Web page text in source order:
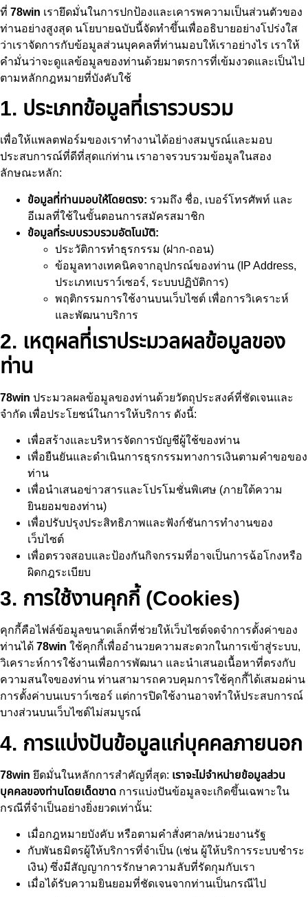
ที่ 78win เรายึดมั่นในการปกป้องและเคารพความเป็นส่วนตัวของ
ท่านอย่างสูงสุด นโยบายฉบับนี้จัดทำขึ้นเพื่ออธิบายอย่างโปร่งใส
ว่าเราจัดการกับข้อมูลส่วนบุคคลที่ท่านมอบให้เราอย่างไร เราให้
คำมั่นว่าจะดูแลข้อมูลของท่านด้วยมาตรการที่เข้มงวดและเป็นไป
ตามหลักกฎหมายที่บังคับใช้
1. ประเภทข้อมูลที่เรารวบรวม
เพื่อให้แพลตฟอร์มของเราทำงานได้อย่างสมบูรณ์และมอบ
ประสบการณ์ที่ดีที่สุดแก่ท่าน เราอาจรวบรวมข้อมูลในสอง
ลักษณะหลัก:
ข้อมูลที่ท่านมอบให้โดยตรง: รวมถึง ชื่อ, เบอร์โทรศัพท์ และ
อีเมลที่ใช้ในขั้นตอนการสมัครสมาชิก
ข้อมูลที่ระบบรวบรวมอัตโนมัติ:
ประวัติการทำธุรกรรม (ฝาก-ถอน)
ข้อมูลทางเทคนิคจากอุปกรณ์ของท่าน (IP Address,
ประเภทเบราว์เซอร์, ระบบปฏิบัติการ)
พฤติกรรมการใช้งานบนเว็บไซต์ เพื่อการวิเคราะห์
และพัฒนาบริการ
2. เหตุผลที่เราประมวลผลข้อมูลของ
ท่าน
78win ประมวลผลข้อมูลของท่านด้วยวัตถุประสงค์ที่ชัดเจนและ
จำกัด เพื่อประโยชน์ในการให้บริการ ดังนี้:
เพื่อสร้างและบริหารจัดการบัญชีผู้ใช้ของท่าน
เพื่อยืนยันและดำเนินการธุรกรรมทางการเงินตามคำขอของ
ท่าน
เพื่อนำเสนอข่าวสารและโปรโมชั่นพิเศษ (ภายใต้ความ
ยินยอมของท่าน)
เพื่อปรับปรุงประสิทธิภาพและฟังก์ชันการทำงานของ
เว็บไซต์
เพื่อตรวจสอบและป้องกันกิจกรรมที่อาจเป็นการฉ้อโกงหรือ
ผิดกฎระเบียบ
3. การใช้งานคุกกี้ (Cookies)
คุกกี้คือไฟล์ข้อมูลขนาดเล็กที่ช่วยให้เว็บไซต์จดจำการตั้งค่าของ
ท่านได้ 78win ใช้คุกกี้เพื่ออำนวยความสะดวกในการเข้าสู่ระบบ,
วิเคราะห์การใช้งานเพื่อการพัฒนา และนำเสนอเนื้อหาที่ตรงกับ
ความสนใจของท่าน ท่านสามารถควบคุมการใช้คุกกี้ได้เสมอผ่าน
การตั้งค่าบนเบราว์เซอร์ แต่การปิดใช้งานอาจทำให้ประสบการณ์
บางส่วนบนเว็บไซต์ไม่สมบูรณ์
4. การแบ่งปันข้อมูลแก่บุคคลภายนอก
78win ยึดมั่นในหลักการสำคัญที่สุด: เราจะไม่จำหน่ายข้อมูลส่วน
บุคคลของท่านโดยเด็ดขาด การแบ่งปันข้อมูลจะเกิดขึ้นเฉพาะใน
กรณีที่จำเป็นอย่างยิ่งยวดเท่านั้น:
เมื่อกฎหมายบังคับ หรือตามคำสั่งศาล/หน่วยงานรัฐ
กับพันธมิตรผู้ให้บริการที่จำเป็น (เช่น ผู้ให้บริการระบบชำระ
เงิน) ซึ่งมีสัญญาการรักษาความลับที่รัดกุมกับเรา
เมื่อได้รับความยินยอมที่ชัดเจนจากท่านเป็นกรณีไป